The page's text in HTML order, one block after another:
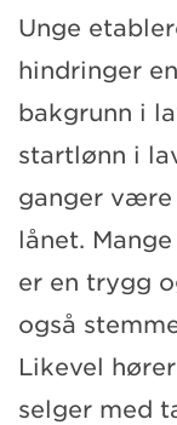
Unge
hindringer
bakgrunn i
startlønn i
ganger være
lånet.
er en trygg
også
Likevel
selger med